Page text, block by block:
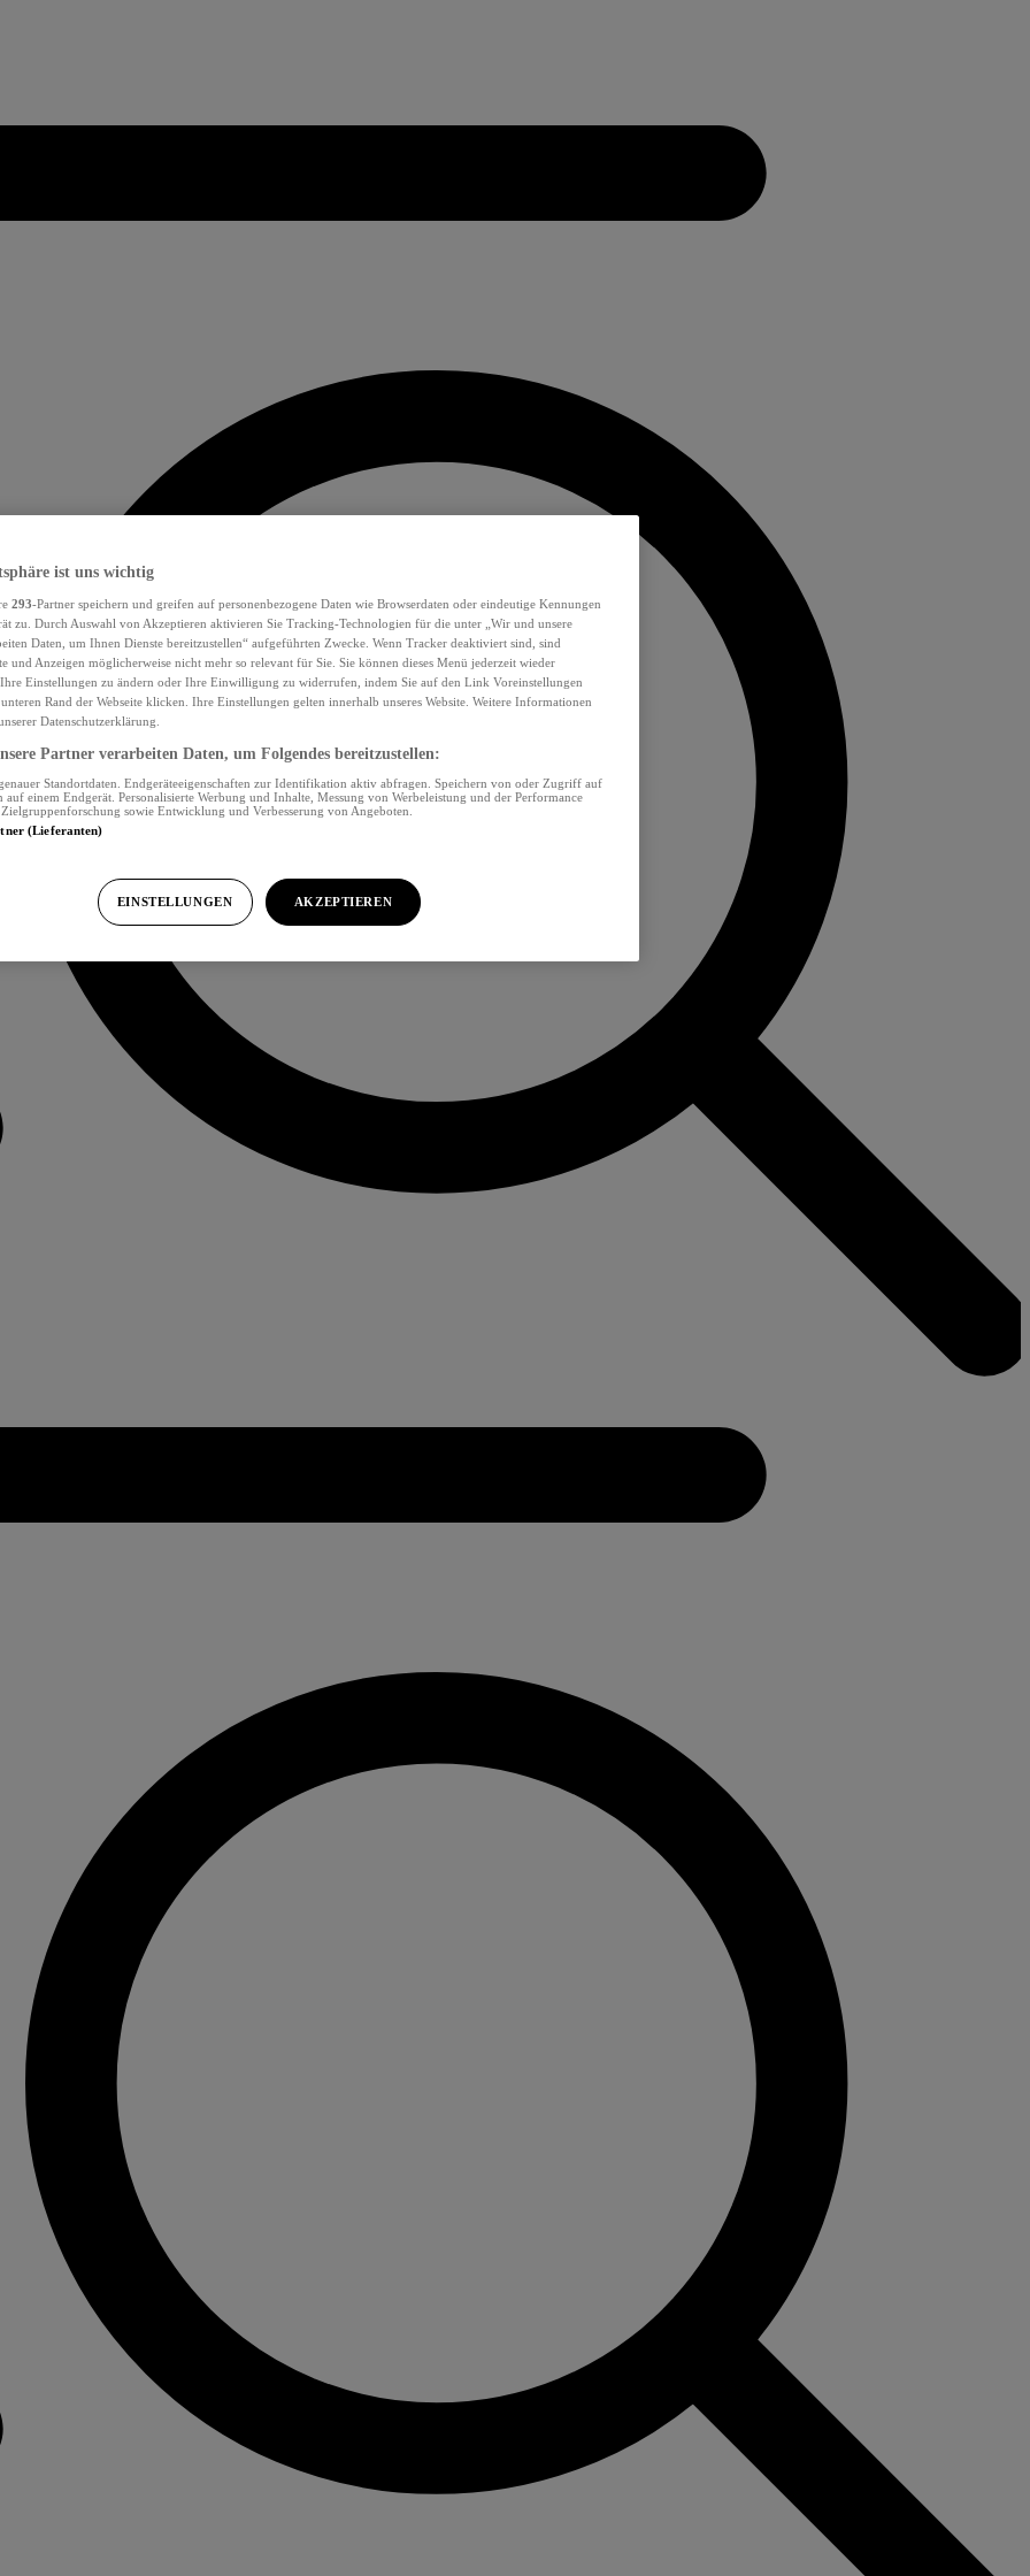
ist uns wichtig
293-Partner speichern und greifen auf personenbezogene Daten wie Browserdaten oder eindeutige Kennungen
zu. Durch Auswahl von Akzeptieren aktivieren Sie Tracking-Technologien für die unter „Wir und unsere
Daten, um Ihnen Dienste bereitzustellen“ aufgeführten Zwecke. Wenn Tracker deaktiviert sind, sind
und Anzeigen möglicherweise nicht mehr so relevant für Sie. Sie können dieses Menü jederzeit wieder
Einstellungen zu ändern oder Ihre Einwilligung zu widerrufen, indem Sie auf den Link Voreinstellungen
Rand der Webseite klicken. Ihre Einstellungen gelten innerhalb unseres Website. Weitere Informationen
Datenschutzerklärung.
Partner verarbeiten Daten, um Folgendes bereitzustellen:
Standortdaten. Endgeräteeigenschaften zur Identifikation aktiv abfragen. Speichern von oder Zugriff auf
einem Endgerät. Personalisierte Werbung und Inhalte, Messung von Werbeleistung und der Performance
sowie Entwicklung und Verbesserung von Angeboten.
(Lieferanten)
EINSTELLUNGEN AKZEPTIEREN